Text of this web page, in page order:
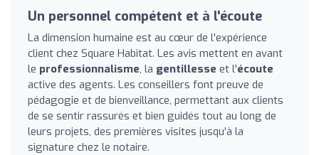
Un personnel compétent et à l'écoute
La dimension humaine est au cœur de l'expérience
client chez Square Habitat. Les avis mettent en avant
le professionnalisme, la gentillesse et l'écoute
active des agents. Les conseillers font preuve de
pédagogie et de bienveillance, permettant aux clients
de se sentir rassurés et bien guidés tout au long de
leurs projets, des premières visites jusqu'à la
signature chez le notaire.